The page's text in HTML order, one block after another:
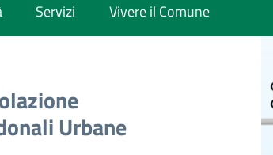
Servizi Vivere il Comune
Urbane